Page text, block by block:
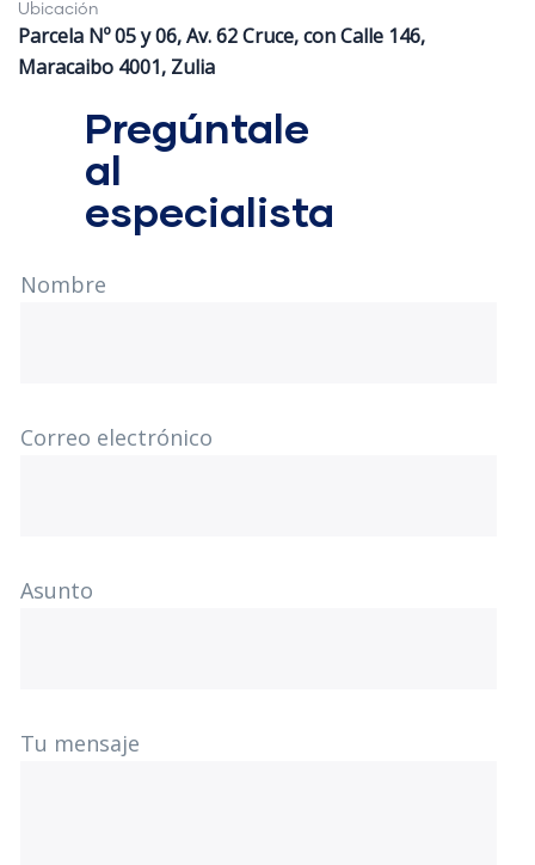
Ubicación
Parcela Nº 05 y 06, Av. 62 Cruce, con Calle 146,
Maracaibo 4001, Zulia
Pregúntale
al
especialista
Nombre
Correo electrónico
Asunto
Tu mensaje